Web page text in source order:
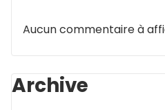
Aucun commentaire à
Archive